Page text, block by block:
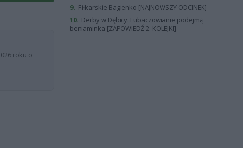
roku o
9. Piłkarskie Bagienko [NAJNOWSZY ODCINEK]
10. Derby w Dębicy. Lubaczowianie podejmą
beniaminka [ZAPOWIEDŹ 2. KOLEJKI]